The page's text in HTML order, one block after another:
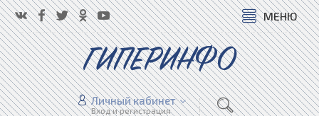
МЕНЮ
ГИПЕРИНФО
Личный кабинет
Вход и регистрация